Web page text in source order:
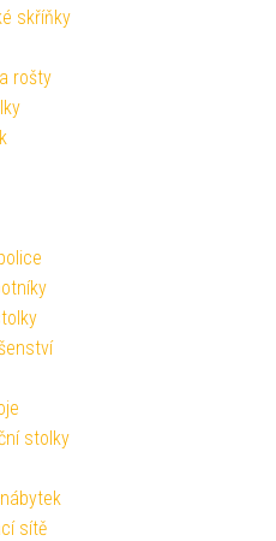
skříňky
rošty
stolky
sítě